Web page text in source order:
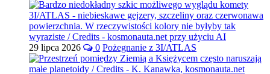
29 lipca 2026 0 Pożegnanie z 3I/ATLAS